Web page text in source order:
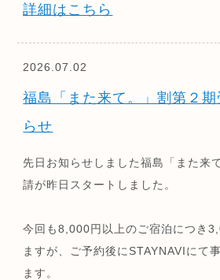
詳細はこちら
2026.07.02
福島「また来て。」割第２
らせ
先日お知らせしました福島「また来
請が昨日スタートしました。
今回も8,000円以上のご宿泊につき
ますが、ご予約後にSTAYNAVIにて
ます。